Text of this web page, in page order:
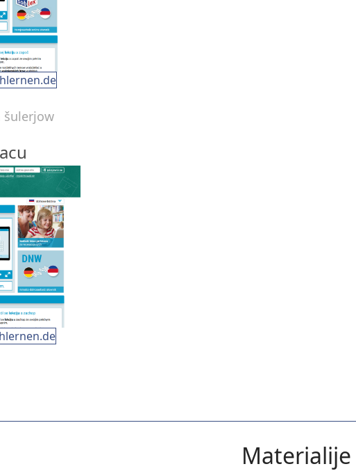
šulerjow
Materialije